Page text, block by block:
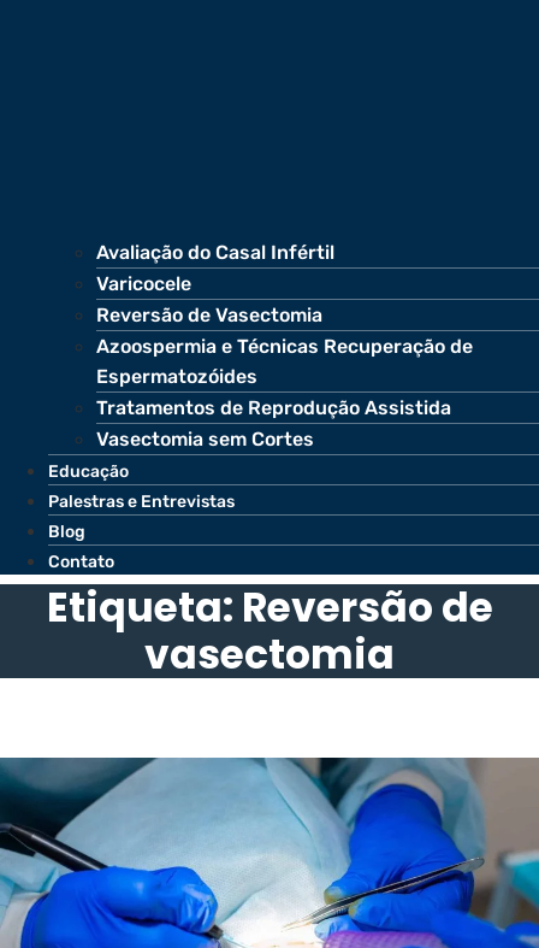
Avaliação do Casal Infértil
Varicocele
Reversão de Vasectomia
Azoospermia e Técnicas Recuperação de
Espermatozóides
Tratamentos de Reprodução Assistida
Vasectomia sem Cortes
Educação
Palestras e Entrevistas
Blog
Contato
Etiqueta: Reversão de
vasectomia